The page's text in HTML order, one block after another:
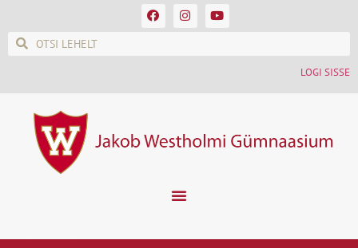
LOGI SISSE